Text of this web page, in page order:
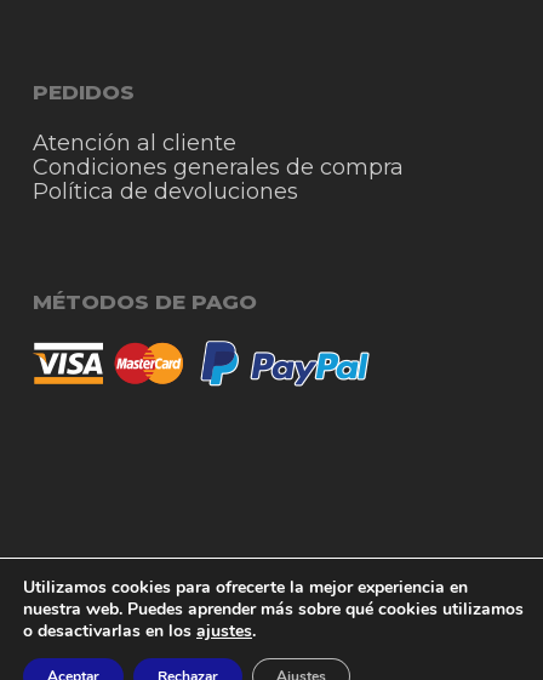
Subtotal: 0,00
Ver carrito
PEDIDOS
Atención al cliente
Condiciones generales de compra
Política de devoluciones
MÉTODOS DE PAGO
© 2026 RigmoSur. Proyecto realizado por Grado
Creativo Agencia de Publicidad
facebookinstagramwhatsappphone
Utilizamos cookies para ofrecerte la mejor experiencia en
nuestra web. Puedes aprender más sobre qué cookies utilizamos
o desactivarlas en los ajustes.